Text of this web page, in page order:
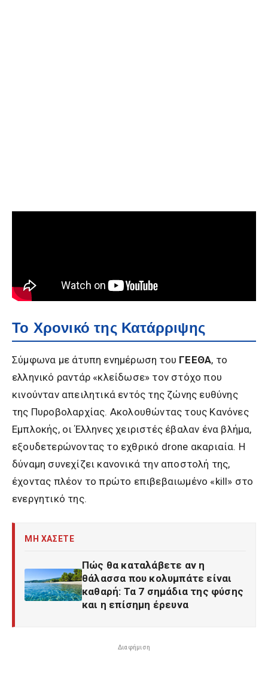
Το Χρονικό της Κατάρριψης
Σύμφωνα με άτυπη ενημέρωση του ΓΕΕΘΑ, το
ελληνικό ραντάρ «κλείδωσε» τον στόχο που
κινούνταν απειλητικά εντός της ζώνης ευθύνης
της Πυροβολαρχίας. Ακολουθώντας τους Κανόνες
Εμπλοκής, οι Έλληνες χειριστές έβαλαν ένα βλήμα,
εξουδετερώνοντας το εχθρικό drone ακαριαία. Η
δύναμη συνεχίζει κανονικά την αποστολή της,
έχοντας πλέον το πρώτο επιβεβαιωμένο «kill» στο
ενεργητικό της.
ΜΗ ΧΑΣΕΤΕ
Πώς θα καταλάβετε αν η
θάλασσα που κολυμπάτε είναι
καθαρή: Τα 7 σημάδια της φύσης
και η επίσημη έρευνα
Διαφήμιση